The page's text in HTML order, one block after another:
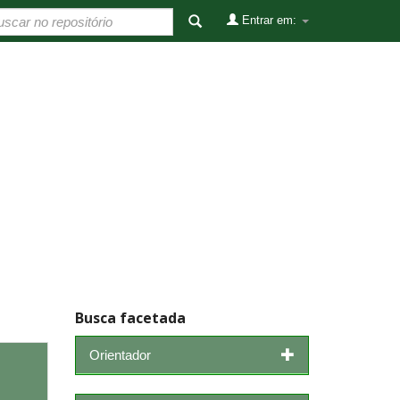
Entrar em:
Busca facetada
Orientador